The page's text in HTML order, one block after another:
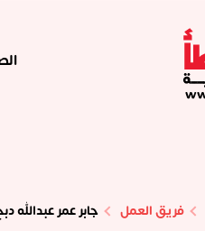
فريق العمل جابر عمر عبدالله